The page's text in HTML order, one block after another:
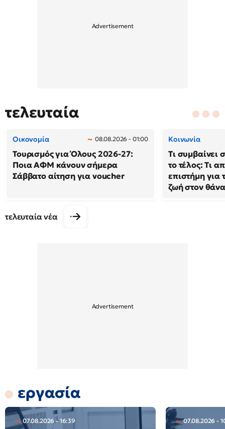
τελευταία
Οικονομία 08.08.2026 - 01:00
Τουρισμός για Όλους 2026-27:
Ποια ΑΦΜ κάνουν σήμερα
Σάββατο αίτηση για voucher
Κοινωνία
Τι συμβαίνει
το τέλος: Τι
επιστήμη για
ζωή στον
τελευταία νέα
εργασία
07.08.2026 - 16:39 07.08.2026 -